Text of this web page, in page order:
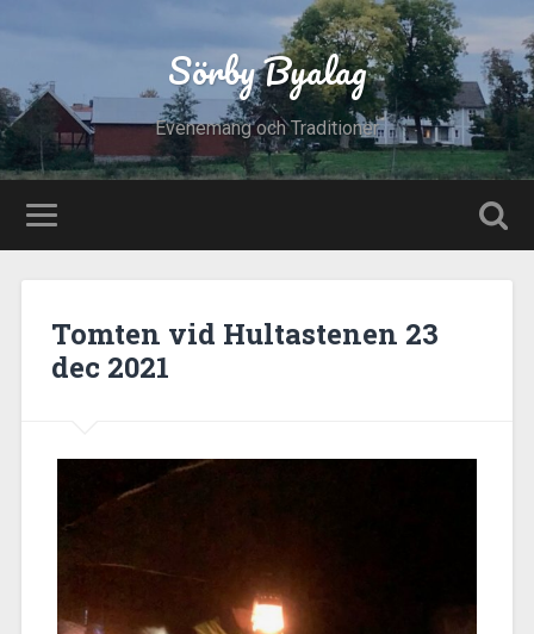
Sörby Byalag
Evenemang och Traditioner
Tomten vid Hultastenen 23
dec 2021